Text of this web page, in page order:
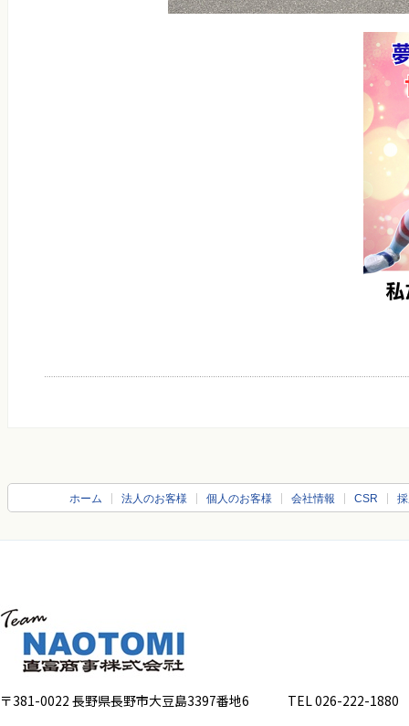
ホーム 法人のお客様 個人のお客様 会社情報 CSR
〒381-0022 長野県長野市大豆島3397番地6 TEL 026-222-1880